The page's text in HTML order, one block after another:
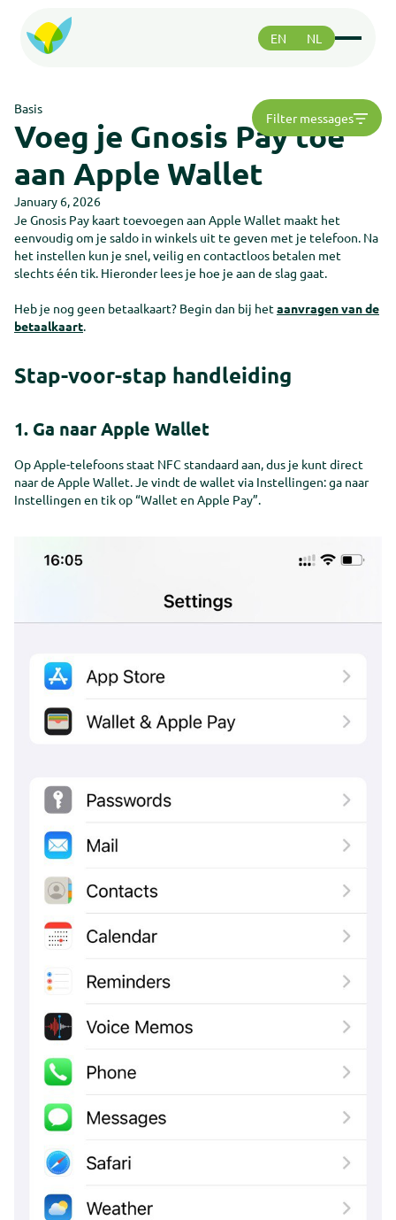
EN NL
Functies
Betalen
Veiligheid
Greenhood community
Ondersteuning
Roadmap
Kom in contact
Get in touch
Betalen
Veiligheid
Greenhood community
Ondersteuning
Over ons
Roadmap
Kom in contact
Get in touch
Filter messages
Basis
Voeg je Gnosis Pay toe
aan Apple Wallet
January 6, 2026
Je Gnosis Pay kaart toevoegen aan Apple Wallet maakt het
eenvoudig om je saldo in winkels uit te geven met je telefoon. Na
het instellen kun je snel, veilig en contactloos betalen met
slechts één tik. Hieronder lees je hoe je aan de slag gaat.
Heb je nog geen betaalkaart? Begin dan bij hetaanvragen van de
betaalkaart.
Stap-voor-stap handleiding
1. Ga naar Apple Wallet
Op Apple-telefoons staat NFC standaard aan, dus je kunt direct
naar de Apple Wallet. Je vindt de wallet via Instellingen: ga naar
Instellingen en tik op “Wallet en Apple Pay”.